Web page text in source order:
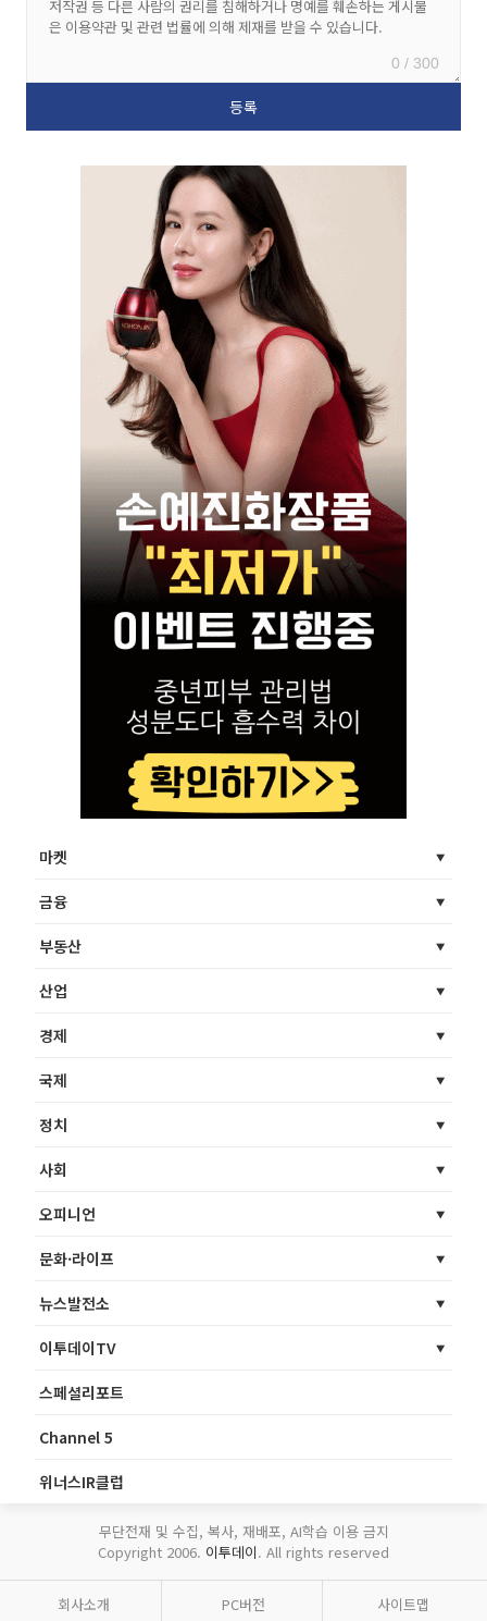
0 / 300
마켓
금융
부동산
산업
경제
국제
정치
사회
오피니언
문화·라이프
뉴스발전소
이투데이TV
스페셜리포트
Channel 5
위너스IR클럽
무단전재 및 수집, 복사, 재배포, AI학습 이용 금지
Copyright 2006. 이투데이. All rights reserved
회사소개 PC버전 사이트맵